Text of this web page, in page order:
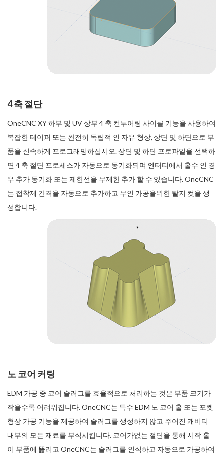
4 축 절단
OneCNC XY 하부 및 UV 상부 4 축 컨투어링 사이클 기능을 사용하여
복잡한 테이퍼 또는 완전히 독립적 인 자유 형상, 상단 및 하단으로 부
품을 신속하게 프로그래밍하십시오. 상단 및 하단 프로파일을 선택하
면 4 축 절단 프로세스가 자동으로 동기화되며 엔터티에서 홀수 인 경
우 추가 동기화 또는 제한선을 무제한 추가 할 수 있습니다. OneCNC
는 접착제 간격을 자동으로 추가하고 무인 가공을위한 탈지 컷을 생
성합니다.
노 코어 커팅
EDM 가공 중 코어 슬러그를 효율적으로 처리하는 것은 부품 크기가
작을수록 어려워집니다. OneCNC는 특수 EDM 노 코어 홀 또는 포켓
형상 가공 기능을 제공하여 슬러그를 생성하지 않고 주어진 캐비티
내부의 모든 재료를 부식시킵니다. 코어가없는 절단을 통해 시작 홀
이 부품에 뚫리고 OneCNC는 슬러그를 인식하고 자동으로 가공하여